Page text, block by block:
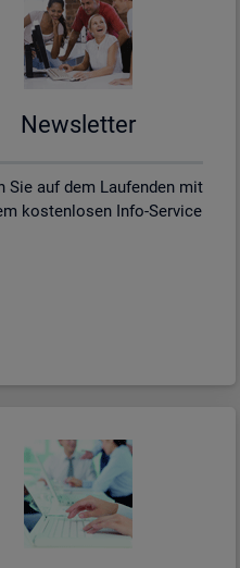
News­let­ter
Sie auf dem Laufenden mit
kostenlosen Info-Service